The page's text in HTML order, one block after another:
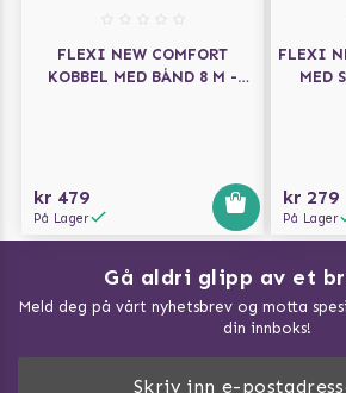
FLEXI NEW COMFORT
KOBBEL MED BÅND 8 M -
kr 479
På Lager
FLEXI
MED
kr 279
På Lager
Gå aldri glipp av et
Meld deg på vårt nyhetsbrev og motta
din innboks!